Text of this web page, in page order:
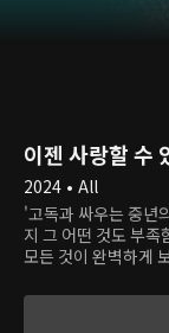
이젠 사랑할 수
2024 • All
'고독과 싸우는 중년
지 그 어떤 것도 부
모든 것이 완벽하게
로 인해 ‘고독’이라
가 시작됩니다! <이